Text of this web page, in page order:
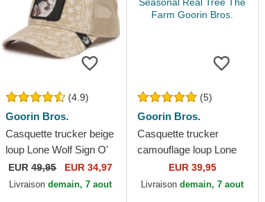
(4.9)
Goorin Bros.
Casquette trucker beige
loup Lone Wolf Sign O'
The Times The Farm
Paisley Goorin Bros.
EUR49,95 EUR 34,97
Livraisondemain, 7 aout
(5)
Goorin Bros.
Casquette trucker
camouflage loup Lone
Wolf Camouflage
Seasonal Real Tree The
EUR 39,95
Livraisondemain, 7 aout